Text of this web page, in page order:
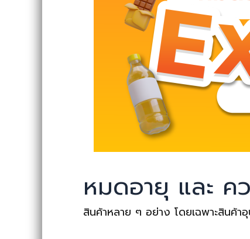
หมดอายุ และ ค
สินค้าหลาย ๆ อย่าง โดยเฉพาะสินค้า